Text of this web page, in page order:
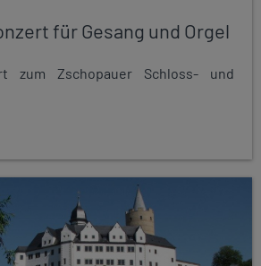
für Gesang und Orgel
zum Zschopauer Schloss- und